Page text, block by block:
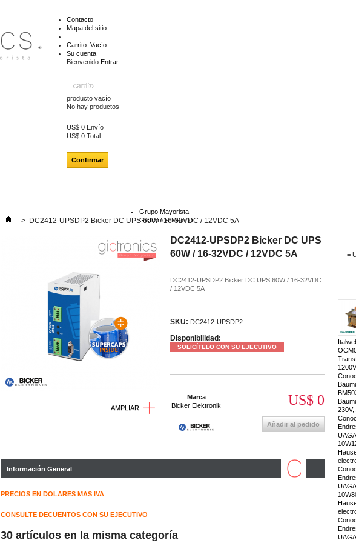
Contacto
Mapa del sitio
Carrito: Vacío
Su cuenta
Bienvenido Entrar
carrito
producto vacío
No hay productos
US$ 0 Envío
US$ 0 Total
Confirmar
Grupo Mayorista
Gictronics Mexico
> DC2412-UPSDP2 Bicker DC UPS 60W / 16-32VDC / 12VDC 5A
AMPLIAR
DC2412-UPSDP2 Bicker DC UPS
60W / 16-32VDC / 12VDC 5A
DC2412-UPSDP2 Bicker DC UPS 60W / 16-32VDC
/ 12VDC 5A
SKU: DC2412-UPSDP2
Disponibilidad:
SOLICÍTELO CON SU EJECUTIVO
US$ 0
Añadir al pedido
Marca
Bicker Elektronik
Información General
PRECIOS EN DOLARES MAS IVA
CONSULTE DECUENTOS CON SU EJECUTIVO
30 artículos en la misma categoría
=
230V,...